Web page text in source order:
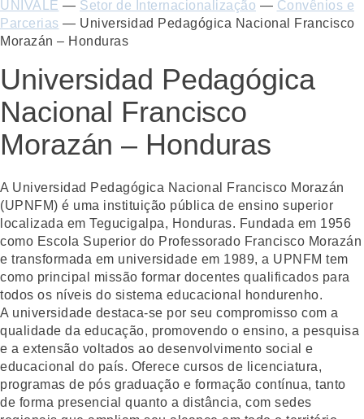
UNIVALE — Setor de Internacionalização — Convênios e
Parcerias — Universidad Pedagógica Nacional Francisco
Morazán – Honduras
Universidad Pedagógica
Nacional Francisco
Morazán – Honduras
A Universidad Pedagógica Nacional Francisco Morazán
(UPNFM) é uma instituição pública de ensino superior
localizada em Tegucigalpa, Honduras. Fundada em 1956
como Escola Superior do Professorado Francisco Morazán
e transformada em universidade em 1989, a UPNFM tem
como principal missão formar docentes qualificados para
todos os níveis do sistema educacional hondurenho.
A universidade destaca-se por seu compromisso com a
qualidade da educação, promovendo o ensino, a pesquisa
e a extensão voltados ao desenvolvimento social e
educacional do país. Oferece cursos de licenciatura,
programas de pós graduação e formação contínua, tanto
de forma presencial quanto a distância, com sedes